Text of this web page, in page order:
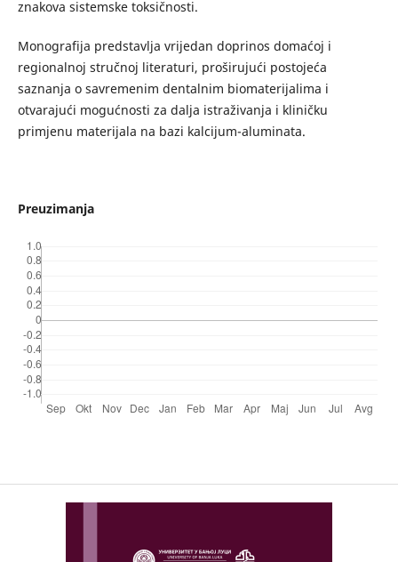
znakova sistemske toksičnosti.
Monografija predstavlja vrijedan doprinos domaćoj i
regionalnoj stručnoj literaturi, proširujući postojeća
saznanja o savremenim dentalnim biomaterijalima i
otvarajući mogućnosti za dalja istraživanja i kliničku
primjenu materijala na bazi kalcijum-aluminata.
Preuzimanja